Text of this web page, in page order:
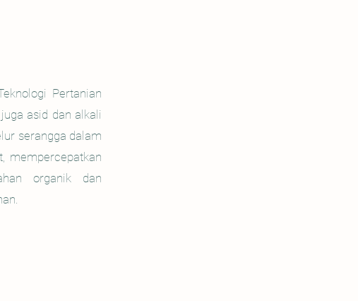
Pertanian
asid dan alkali
serangga dalam
mempercepatkan
organik dan